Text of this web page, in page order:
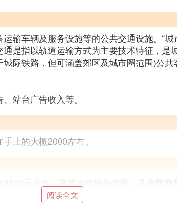
输车辆及服务设施等的公共交通设施。“城
是指以轨道运输方式为主要技术特征，是
际铁路，但可涵盖郊区及城市圈范围)公
站台广告收入等。
上的大概2000左右。
元左右，其奖金也较为优厚，具体数额
些专门的招聘机构进行招聘。另外重庆广
阅读全文